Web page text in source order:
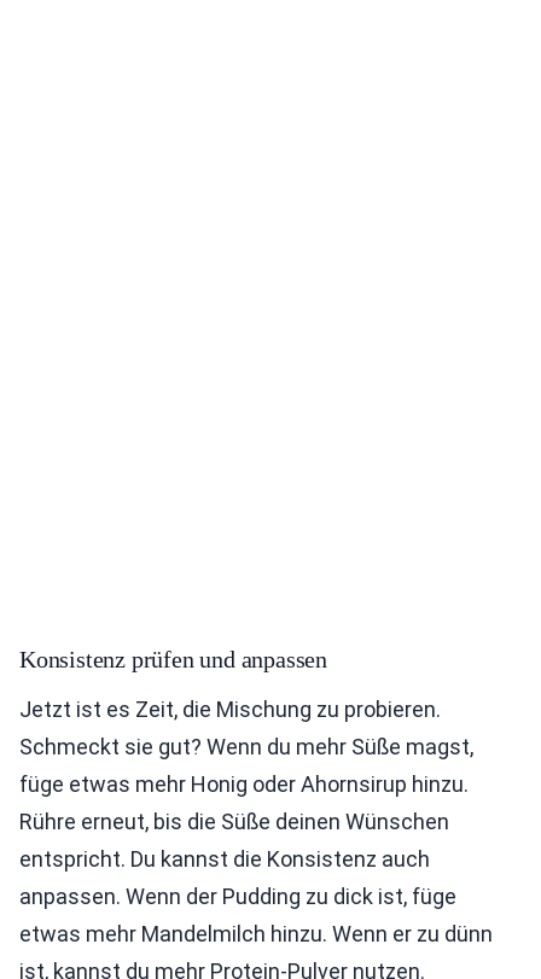
Konsistenz prüfen und anpassen
Jetzt ist es Zeit, die Mischung zu probieren.
Schmeckt sie gut? Wenn du mehr Süße magst,
füge etwas mehr Honig oder Ahornsirup hinzu.
Rühre erneut, bis die Süße deinen Wünschen
entspricht. Du kannst die Konsistenz auch
anpassen. Wenn der Pudding zu dick ist, füge
etwas mehr Mandelmilch hinzu. Wenn er zu dünn
ist, kannst du mehr Protein-Pulver nutzen.